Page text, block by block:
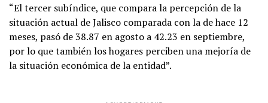
“El tercer subíndice, que compara la percepción de la
situación actual de Jalisco comparada con la de hace 12
meses, pasó de 38.87 en agosto a 42.23 en septiembre,
por lo que también los hogares perciben una mejoría de
la situación económica de la entidad”.